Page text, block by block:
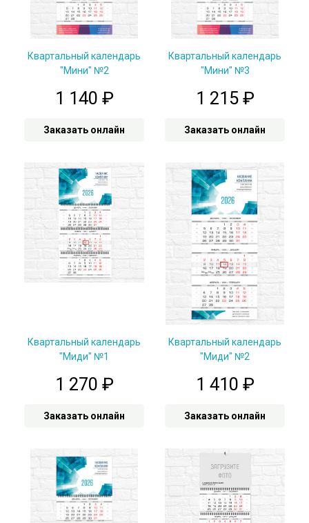
Квартальный календарь
"Мини" №2
1 140 ₽
Заказать онлайн
Квартальный календарь
"Мини" №3
1 215 ₽
Заказать онлайн
Квартальный календарь
"Миди" №1
1 270 ₽
Заказать онлайн
Квартальный календарь
"Миди" №2
1 410 ₽
Заказать онлайн